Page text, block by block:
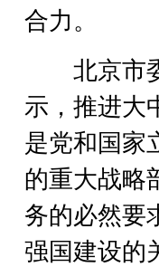
合力。
北京市委
示，推进大
是党和国家
的重大战略
务的必然要
强国建设的